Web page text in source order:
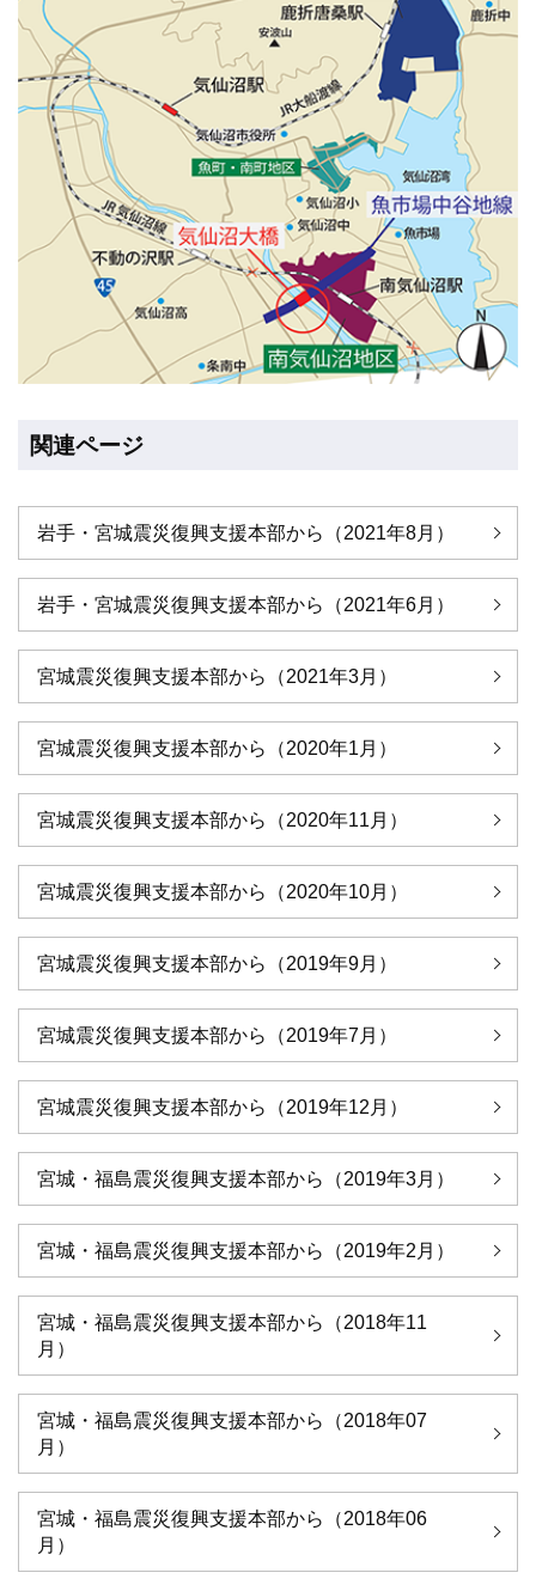
関連ページ
岩手・宮城震災復興支援本部から（2021年8月）
岩手・宮城震災復興支援本部から（2021年6月）
宮城震災復興支援本部から（2021年3月）
宮城震災復興支援本部から（2020年1月）
宮城震災復興支援本部から（2020年11月）
宮城震災復興支援本部から（2020年10月）
宮城震災復興支援本部から（2019年9月）
宮城震災復興支援本部から（2019年7月）
宮城震災復興支援本部から（2019年12月）
宮城・福島震災復興支援本部から（2019年3月）
宮城・福島震災復興支援本部から（2019年2月）
宮城・福島震災復興支援本部から（2018年11
月）
宮城・福島震災復興支援本部から（2018年07
月）
宮城・福島震災復興支援本部から（2018年06
月）